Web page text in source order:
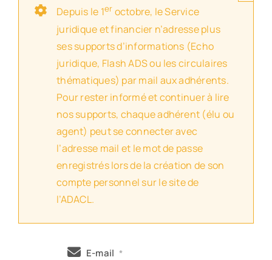
Depuis le 1er octobre, le Service
juridique et financier n’adresse plus
ses supports d’informations (Echo
juridique, Flash ADS ou les circulaires
thématiques) par mail aux adhérents.
Pour rester informé et continuer à lire
nos supports, chaque adhérent (élu ou
agent) peut se connecter avec
l’adresse mail et le mot de passe
enregistrés lors de la création de son
compte personnel sur le site de
l’ADACL.
E-mail *